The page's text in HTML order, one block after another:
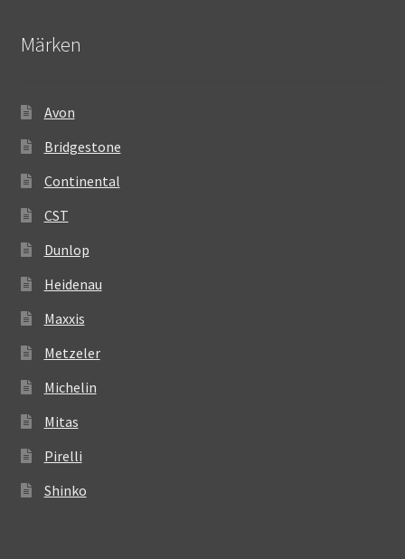
Märken
Avon
Bridgestone
Continental
CST
Dunlop
Heidenau
Maxxis
Metzeler
Michelin
Mitas
Pirelli
Shinko